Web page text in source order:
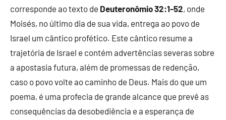
corresponde ao texto de Deuteronômio 32:1-52, onde
Moisés, no último dia de sua vida, entrega ao povo de
Israel um cântico profético. Este cântico resume a
trajetória de Israel e contém advertências severas sobre
a apostasia futura, além de promessas de redenção,
caso o povo volte ao caminho de Deus. Mais do que um
poema, é uma profecia de grande alcance que prevê as
consequências da desobediência e a esperança de